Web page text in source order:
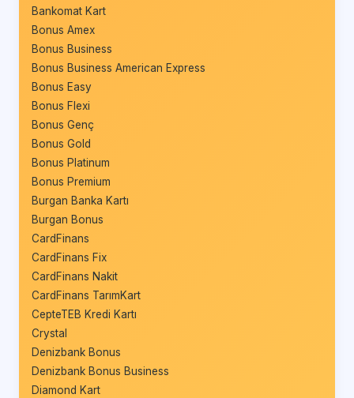
Bankomat Kart
Bonus Amex
Bonus Business
Bonus Business American Express
Bonus Easy
Bonus Flexi
Bonus Genç
Bonus Gold
Bonus Platinum
Bonus Premium
Burgan Banka Kartı
Burgan Bonus
CardFinans
CardFinans Fix
CardFinans Nakit
CardFinans TarımKart
CepteTEB Kredi Kartı
Crystal
Denizbank Bonus
Denizbank Bonus Business
Diamond Kart